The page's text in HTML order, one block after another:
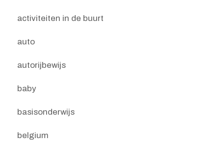
activiteiten in de buurt
auto
autorijbewijs
baby
basisonderwijs
belgium